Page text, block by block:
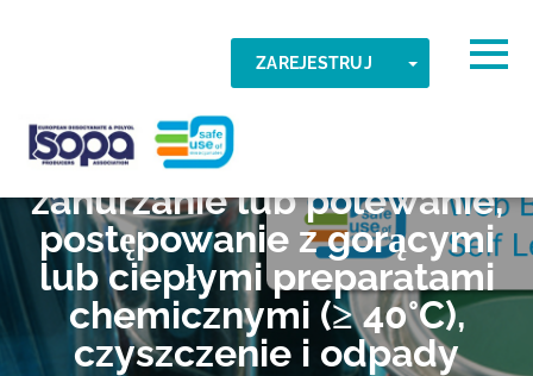
ZAREJESTRUJ TOGGLE
ISOPA-AISBL
024 Nakładanie przez
zanurzanie lub polewanie,
postępowanie z gorącymi
lub ciepłymi preparatami
chemicznymi (≥ 40°C),
czyszczenie i odpady